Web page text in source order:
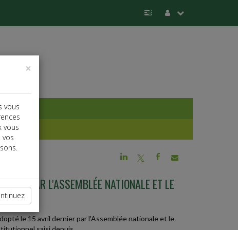
j a b
PAR L'ASSEMBLÉE NATIONALE ET LE
le 15 avril dernier par l'Assemblée nationale et le
×
vous
vous